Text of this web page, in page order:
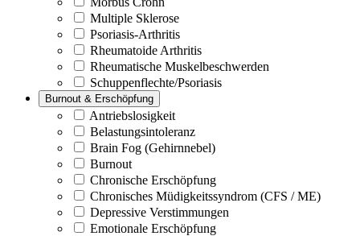
Multiple Sklerose
Psoriasis-Arthritis
Rheumatoide Arthritis
Rheumatische Muskelbeschwerden
Schuppenflechte/Psoriasis
Burnout & Erschöpfung
Antriebslosigkeit
Belastungsintoleranz
Brain Fog (Gehirnnebel)
Burnout
Chronische Erschöpfung
Chronisches Müdigkeitssyndrom (CFS / ME)
Depressive Verstimmungen
Emotionale Erschöpfung